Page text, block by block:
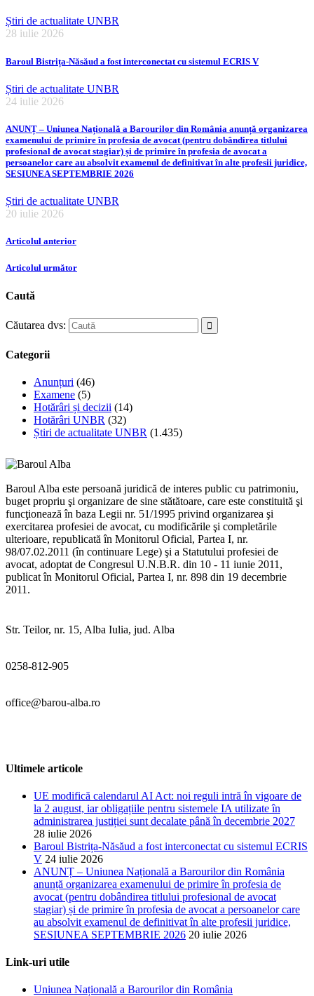
Știri de actualitate UNBR
28 iulie 2026
Baroul Bistrița-Năsăud a fost interconectat cu sistemul ECRIS V
Știri de actualitate UNBR
24 iulie 2026
ANUNȚ – Uniunea Națională a Barourilor din România anunță organizarea
examenului de primire în profesia de avocat (pentru dobândirea titlului
profesional de avocat stagiar) și de primire în profesia de avocat a
persoanelor care au absolvit examenul de definitivat în alte profesii juridice,
SESIUNEA SEPTEMBRIE 2026
Știri de actualitate UNBR
20 iulie 2026
Articolul anterior
Articolul următor
Caută
Căutarea dvs:
Categorii
Anunțuri (46)
Examene (5)
Hotărâri și decizii (14)
Hotărâri UNBR (32)
Știri de actualitate UNBR (1.435)
Baroul Alba este persoană juridică de interes public cu patrimoniu,
buget propriu şi organizare de sine stătătoare, care este constituită şi
funcţionează în baza Legii nr. 51/1995 privind organizarea şi
exercitarea profesiei de avocat, cu modificările şi completările
ulterioare, republicată în Monitorul Oficial, Partea I, nr.
98/07.02.2011 (în continuare Lege) şi a Statutului profesiei de
avocat, adoptat de Congresul U.N.B.R. din 10 - 11 iunie 2011,
publicat în Monitorul Oficial, Partea I, nr. 898 din 19 decembrie
2011.
Str. Teilor, nr. 15, Alba Iulia, jud. Alba
0258-812-905
office@barou-alba.ro
Ultimele articole
UE modifică calendarul AI Act: noi reguli intră în vigoare de
la 2 august, iar obligațiile pentru sistemele IA utilizate în
administrarea justiției sunt decalate până în decembrie 2027
28 iulie 2026
Baroul Bistrița-Năsăud a fost interconectat cu sistemul ECRIS
V 24 iulie 2026
ANUNȚ – Uniunea Națională a Barourilor din România
anunță organizarea examenului de primire în profesia de
avocat (pentru dobândirea titlului profesional de avocat
stagiar) și de primire în profesia de avocat a persoanelor care
au absolvit examenul de definitivat în alte profesii juridice,
SESIUNEA SEPTEMBRIE 2026 20 iulie 2026
Link-uri utile
Uniunea Națională a Barourilor din România